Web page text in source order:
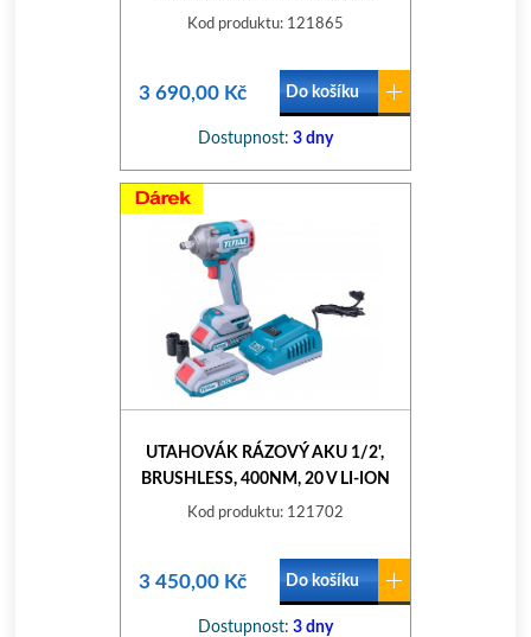
2000MAH, INDUSTRIAL
Kod produktu: 121865
3 690,00 Kč Do košíku
Dostupnost: 3 dny
UTAHOVÁK RÁZOVÝ AKU 1/2',
BRUSHLESS, 400NM, 20 V LI-ION
(2X), INDUSTRIAL
Kod produktu: 121702
3 450,00 Kč Do košíku
Dostupnost: 3 dny